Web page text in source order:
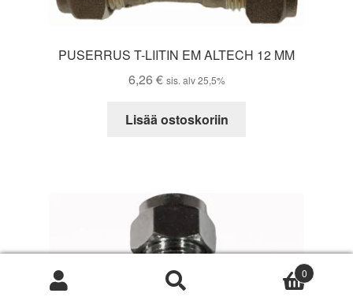
PUSERRUS T-LIITIN EM ALTECH 12 MM
6,26 € sis. alv 25,5%
Lisää ostoskoriin
0